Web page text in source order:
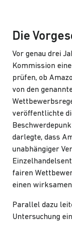
Die
Vor genau drei
Kommission
prüfen, ob
von den
veröffentlichte
darlegte, dass
unabhängiger
fairen
einen
Parallel dazu
Untersuchung